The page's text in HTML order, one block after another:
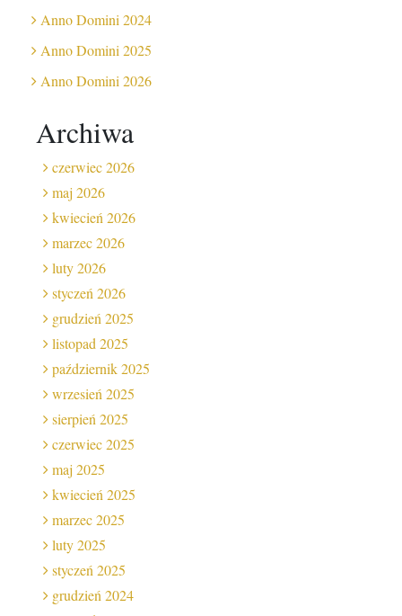
Anno Domini 2024
Anno Domini 2025
Anno Domini 2026
Archiwa
czerwiec 2026
maj 2026
kwiecień 2026
marzec 2026
luty 2026
styczeń 2026
grudzień 2025
listopad 2025
październik 2025
wrzesień 2025
sierpień 2025
czerwiec 2025
maj 2025
kwiecień 2025
marzec 2025
luty 2025
styczeń 2025
grudzień 2024